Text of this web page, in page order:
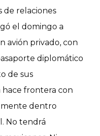
de relaciones
el domingo a
avión privado, con
diplomático
de sus
hace frontera con
dentro
No tendrá